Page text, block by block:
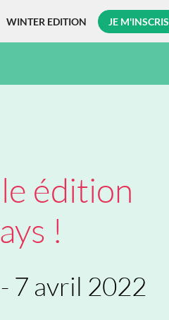
WINTER EDITION JE M'INSCRIS
édition